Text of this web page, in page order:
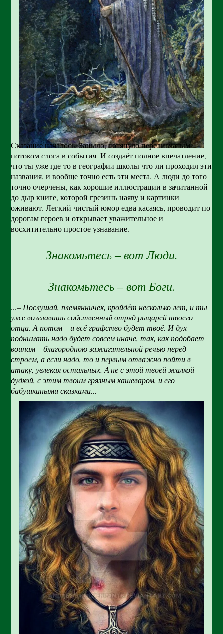
Сказание началось. Заныло, потянуло переливчатым
потоком слога в события. И создаёт полное впечатление,
что ты уже где-то в географии школы что-ли проходил эти
названия, и вообще точно есть эти места. А люди до того
точно очерчены, как хорошие иллюстрации в зачитанной
до дыр книге, которой грезишь наяву и картинки
оживают. Легкий чистый юмор едва касаясь, проводит по
дорогам героев и открывает уважительное и
восхитительно простое узнавание.
Знакомьтесь – вот Люди.
Знакомьтесь – вот Боги.
...– Послушай, племянничек, пройдёт несколько лет, и ты
уже возглавишь собственный отряд рыцарей твоего
отца. А потом – и всё графство будет твоё. И дух
поднимать надо будет совсем иначе, так, как подобает
воинам – благородною зажигательной речью перед
строем, а если надо, то и первым отважно пойти в
атаку, увлекая остальных. А не с этой твоей жалкой
дудкой, с этим твоим грязным кашеваром, и его
бабушкиными сказками...